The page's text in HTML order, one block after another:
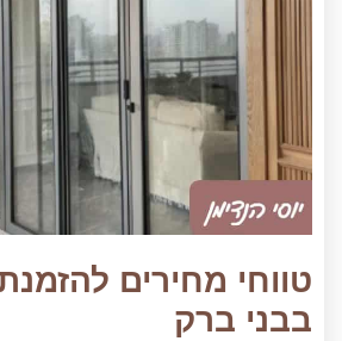
טווחי מחירים
בבני ברק